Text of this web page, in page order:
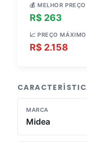
💰 MELHOR PREÇO
R$ 263
📈 PREÇO MÁXIMO
R$ 2.158
MARCA
Midea